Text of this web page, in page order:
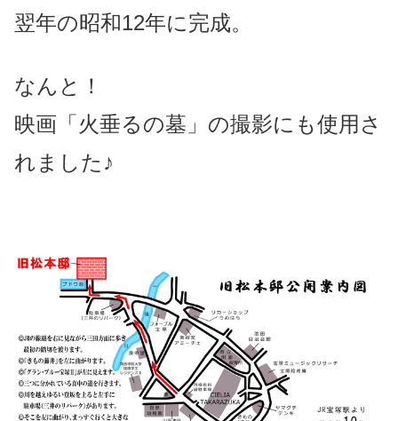
翌年の昭和12年に完成。
なんと！
映画「火垂るの墓」の撮影にも使用さ
れました♪